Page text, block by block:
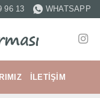
96 13 WHATSAPP
İLETIŞIM